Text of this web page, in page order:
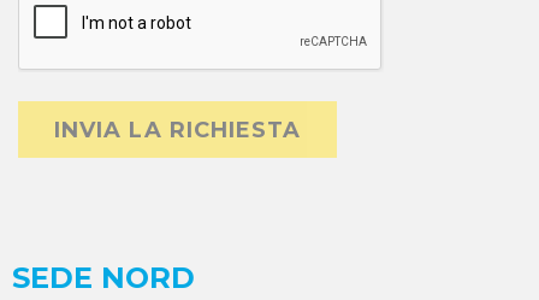
INVIA LA RICHIESTA
SEDE NORD